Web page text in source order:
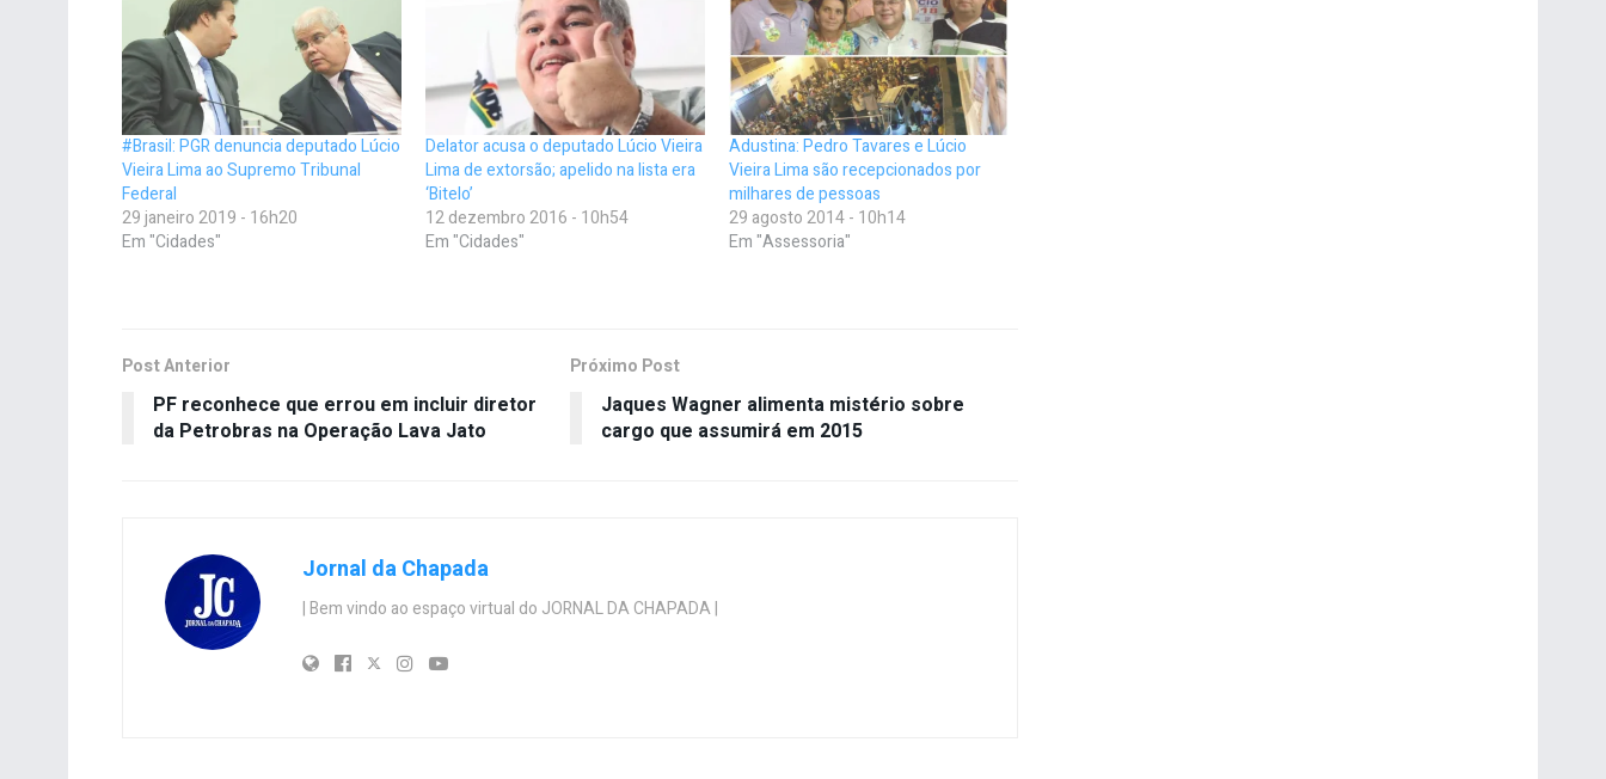
#Brasil: PGR denuncia deputado Lúcio
Vieira Lima ao Supremo Tribunal
Federal
29 janeiro 2019 - 16h20
Em "Cidades"
Delator acusa o deputado Lúcio Vieira
Lima de extorsão; apelido na lista era
‘Bitelo’
12 dezembro 2016 - 10h54
Em "Cidades"
Adustina: Pedro Tavares e Lúcio
Vieira Lima são recepcionados por
milhares de pessoas
29 agosto 2014 - 10h14
Em "Assessoria"
Post Anterior
PF reconhece que errou em incluir diretor
da Petrobras na Operação Lava Jato
Próximo Post
Jaques Wagner alimenta mistério sobre
cargo que assumirá em 2015
Jornal da Chapada
| Bem vindo ao espaço virtual do JORNAL DA CHAPADA |